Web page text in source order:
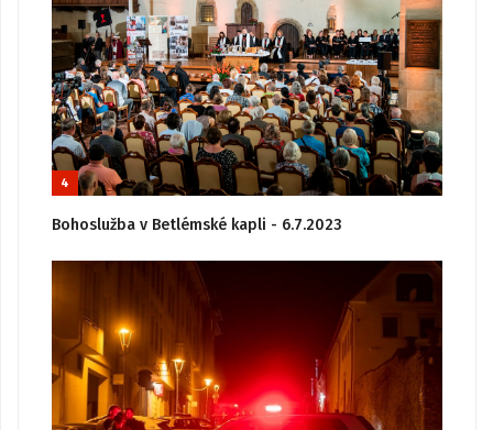
4
Bohoslužba v Betlémské kapli - 6.7.2023